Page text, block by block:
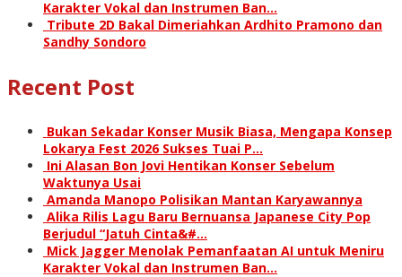
Karakter Vokal dan Instrumen Ban…
Tribute 2D Bakal Dimeriahkan Ardhito Pramono dan
Sandhy Sondoro
Recent Post
Bukan Sekadar Konser Musik Biasa, Mengapa Konsep
Lokarya Fest 2026 Sukses Tuai P…
Ini Alasan Bon Jovi Hentikan Konser Sebelum
Waktunya Usai
Amanda Manopo Polisikan Mantan Karyawannya
Alika Rilis Lagu Baru Bernuansa Japanese City Pop
Berjudul “Jatuh Cinta&#…
Mick Jagger Menolak Pemanfaatan AI untuk Meniru
Karakter Vokal dan Instrumen Ban…